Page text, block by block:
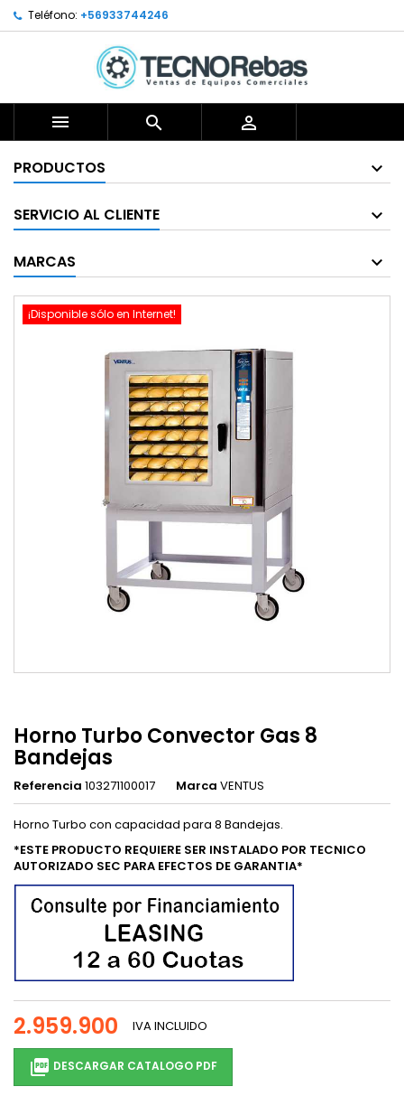
Teléfono: +56933744246
  
PRODUCTOS
SERVICIO AL CLIENTE
MARCAS
¡Disponible sólo en Internet!
Horno Turbo Convector Gas 8
Bandejas
Referencia 103271100017 Marca VENTUS
Horno Turbo con capacidad para 8 Bandejas.
*ESTE PRODUCTO REQUIERE SER INSTALADO POR TECNICO
AUTORIZADO SEC PARA EFECTOS DE GARANTIA*
2.959.900 IVA INCLUIDO
 DESCARGAR CATALOGO PDF